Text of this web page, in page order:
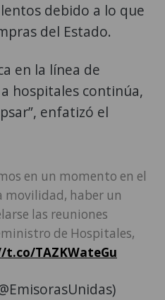
debido a lo que
del Estado.
en la línea de
hospitales continúa,
enfatizó el
en un momento en el
movilidad, haber un
las reuniones
de Hospitales,
TAZKWateGu